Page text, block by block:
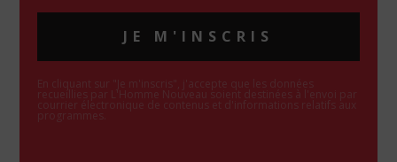
JE M'INSCRIS
En cliquant sur "Je m'inscris", j'accepte que les données
recueillies par L'Homme Nouveau soient destinées à l'envoi par
courrier électronique de contenus et d'informations relatifs aux
programmes.